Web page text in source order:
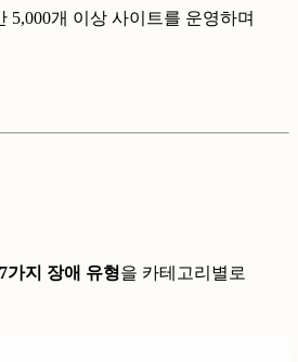
5,000개 이상 사이트를 운영하며
가지 장애 유형을 카테고리별로